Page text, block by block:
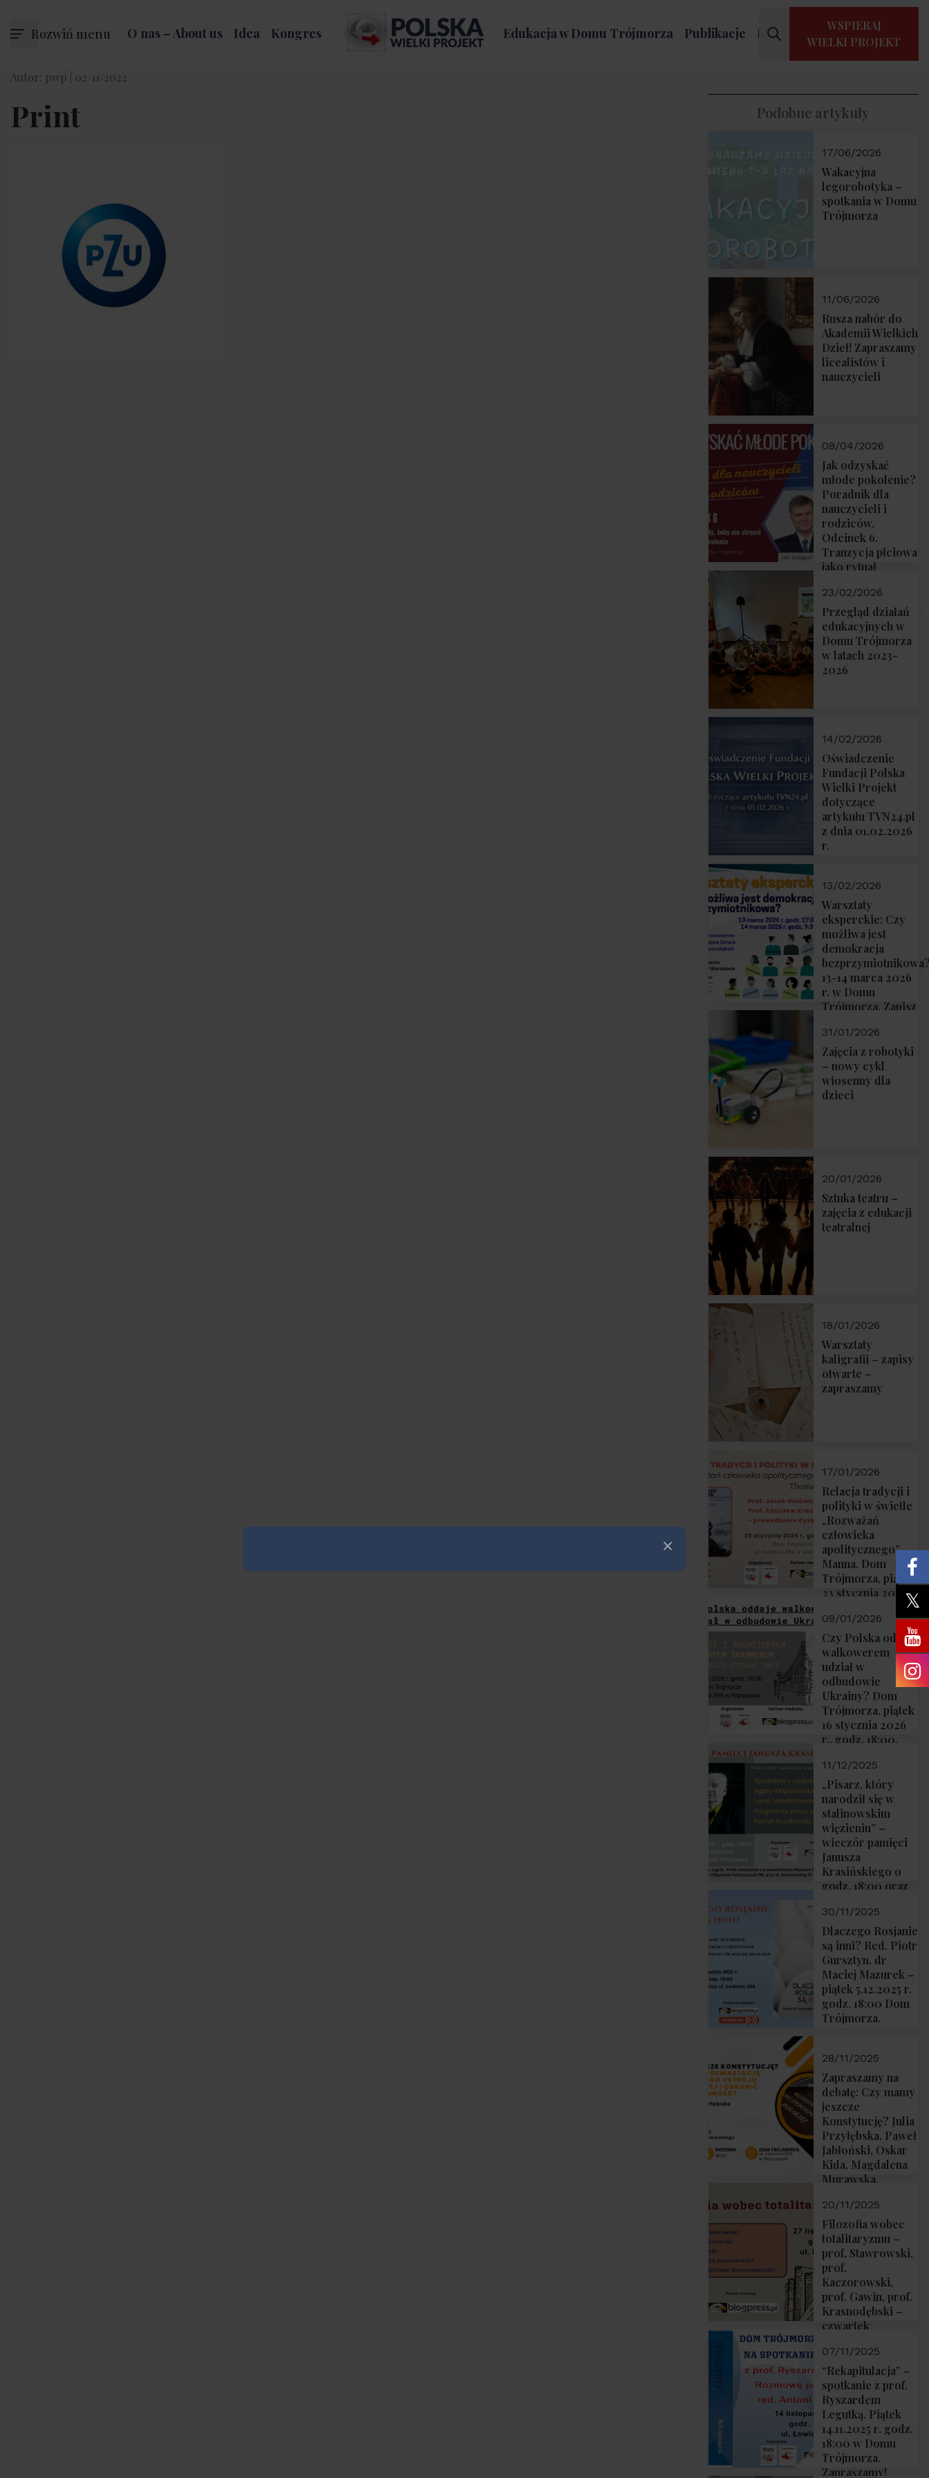
Rozwiń menu O nas – About us Idea Kongres Edukacja w Domu Trójmorza Publikacje Kontakt
WSPIERAJ
WIELKI PROJEKT
Autor: pwp | 02/11/2022
Print Podobne artykuły
17/06/2026
Wakacyjna
legorobotyka –
spotkania w Domu
Trójmorza
11/06/2026
Rusza nabór do
Akademii Wielkich
Dzieł! Zapraszamy
licealistów i
nauczycieli
08/04/2026
Jak odzyskać
młode pokolenie?
Poradnik dla
nauczycieli i
rodziców.
Odcinek 6.
Tranzycja płciowa
jako rytuał
Rozmawiają red.
Grzegorz Górny i
prof. Michał
Łuczewski
23/02/2026
Przegląd działań
edukacyjnych w
Domu Trójmorza
w latach 2023-
2026
14/02/2026
Oświadczenie
Fundacji Polska
Wielki Projekt
dotyczące
artykułu TVN24.pl
z dnia 01.02.2026
r.
13/02/2026
Warsztaty
eksperckie: Czy
możliwa jest
demokracja
13-14 marca 2026
r. w Domu
Trójmorza. Zapisz
31/01/2026
Zajęcia z robotyki
– nowy cykl
wiosenny dla
dzieci
20/01/2026
Sztuka teatru –
zajęcia z edukacji
teatralnej
18/01/2026
Warsztaty
kaligrafii – zapisy
otwarte –
zapraszamy
17/01/2026
Relacja tradycji i
polityki w świetle
„Rozważań
człowieka
apolitycznego”
Manna. Dom
Trójmorza, piątek
23 stycznia 2026
Zapraszamy!
09/01/2026
Czy Polska oddaje
walkowerem
udział w
odbudowie
Ukrainy? Dom
Trójmorza, piątek
16 stycznia 2026
r., godz. 18:00.
11/12/2025
„Pisarz, który
narodził się w
stalinowskim
więzieniu” –
wieczór pamięci
Janusza
Krasińskiego o
godz. 18:00 oraz
Muzeum
Żołnierzy
Wyklętych i
Więźniów
Politycznych PRL
o godz. 16:00 – 19
grudnia 2025 r.
30/11/2025
Dlaczego Rosjanie
są inni? Red. Piotr
Gursztyn, dr
Maciej Mazurek –
piątek 5.12.2025 r.
godz. 18:00 Dom
Trójmorza.
28/11/2025
Zapraszamy na
debatę: Czy mamy
jeszcze
Konstytucję? Julia
Przyłębska, Paweł
Jabłoński, Oskar
Kida, Magdalena
Murawska,
Sobolewski – 4
grudnia 2025 r.
godz. 18:00.
20/11/2025
Filozofia wobec
totalitaryzmu –
prof. Stawrowski,
prof.
Kaczorowski,
prof. Gawin, prof.
Krasnodębski –
czwartek
18:00
07/11/2025
“Rekapitulacja” –
spotkanie z prof.
Ryszardem
Legutką. Piątek
14.11.2025 r. godz.
18:00 w Domu
Trójmorza.
Zapraszamy!
Zamknij